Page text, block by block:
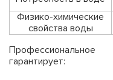
Физико-химические
свойства воды
гарантирует: